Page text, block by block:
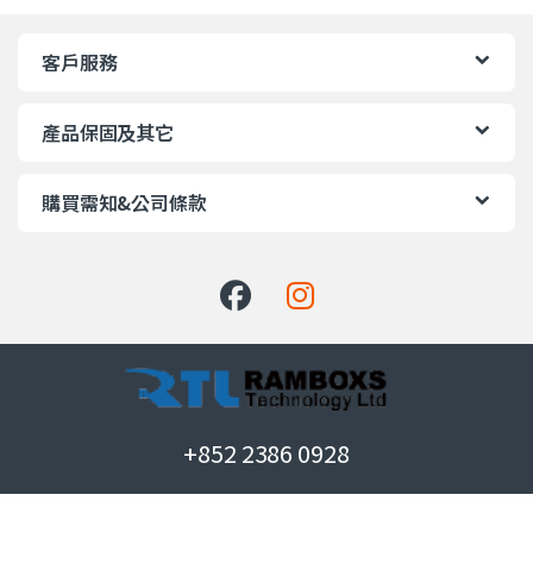
客戶服務
產品保固及其它
購買需知&公司條款
+852 2386 0928